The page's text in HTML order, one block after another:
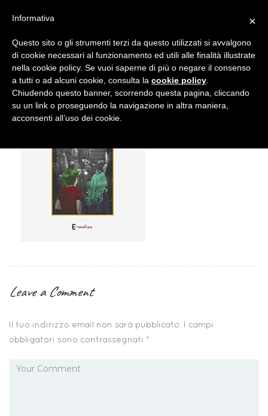
Leave a Comment
Il tuo indirizzo email non sarà pubblicato. I campi
obbligatori sono contrassegnati *
×
Informativa
Questo sito o gli strumenti terzi da questo utilizzati si avvalgono
di cookie necessari al funzionamento ed utili alle finalità illustrate
nella cookie policy. Se vuoi saperne di più o negare il consenso
a tutti o ad alcuni cookie, consulta la cookie policy
Chiudendo questo banner, scorrendo questa pagina, cliccando
su un link o proseguendo la navigazione in altra maniera,
acconsenti all’uso dei cookie.